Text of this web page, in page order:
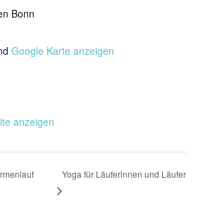
Bonn
Google Karte anzeigen
anzeigen
Yoga für Läuferinnen und Läufer